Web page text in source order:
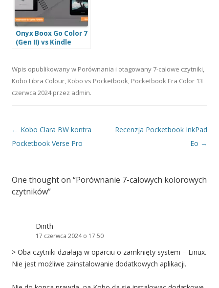
Onyx Boox Go Color 7
(Gen II) vs Kindle
Kolorowych
Czytników
Wpis opublikowany w Porównania i otagowany 7-calowe czytniki,
Kobo Libra Colour, Kobo vs Pocketbook, Pocketbook Era Color 13
czerwca 2024przez admin.
Nawigacja wpisu
← Kobo Clara BW kontra
Pocketbook Verse Pro
Recenzja Pocketbook InkPad
Eo →
One thought on “Porównanie 7-calowych kolorowych
czytników”
Dinth
17 czerwca 2024 o 17:50
> Oba czytniki działają w oparciu o zamknięty system – Linux.
Nie jest możliwe zainstalowanie dodatkowych aplikacji.